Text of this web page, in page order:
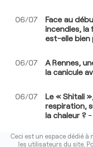
06/07
Face au
incendies,
est-elle bien
06/07
A Rennes,
la canicule
06/07
Le « Shitali
respiration,
la chaleur ? -
Ceci est un espace dédié
les utilisateurs du site.